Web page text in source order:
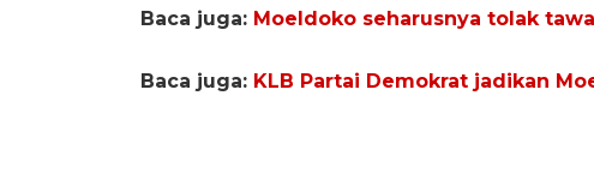
Baca juga: Moeldoko seharusnya tolak
Baca juga: KLB Partai Demokrat jadikan